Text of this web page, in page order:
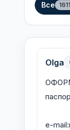
Все
Olga
e-